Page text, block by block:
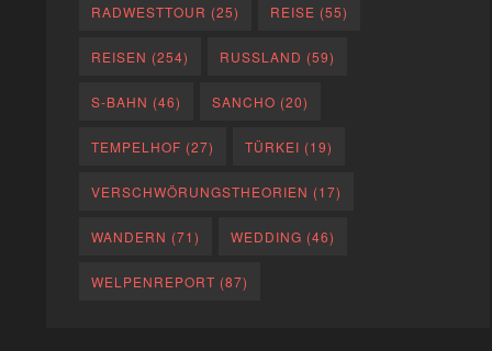
RADWESTTOUR (25) REISE (55)
REISEN (254) RUSSLAND (59)
S-BAHN (46) SANCHO (20)
TEMPELHOF (27) TÜRKEI (19)
VERSCHWÖRUNGSTHEORIEN (17)
WANDERN (71) WEDDING (46)
WELPENREPORT (87)